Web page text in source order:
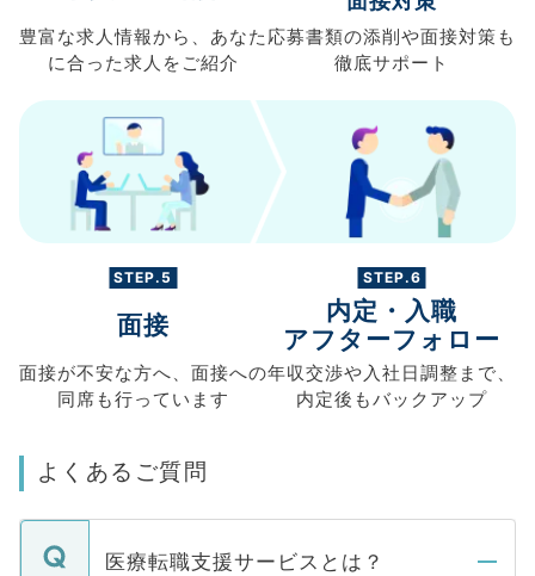
豊富な求人情報から、 あなた
に合った求人を ご紹介
応募書類の添削や面接対策も
徹底サポート
STEP.5
面接
面接が不安な方へ、 面接への
同席も行っています
STEP.6
内定・入職
アフターフォロー
年収交渉や入社日調整まで、
内定後もバックアップ
よくあるご質問
医療転職支援サービスとは？